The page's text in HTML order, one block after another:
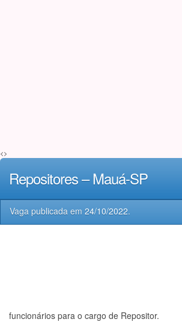
<>
Repositores – Mauá-SP
Vaga publicada em 24/10/2022.
funcionários para o cargo de Repositor.